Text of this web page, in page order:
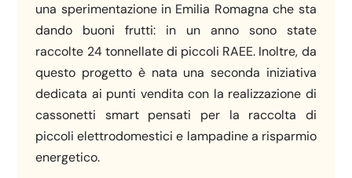
una sperimentazione in Emilia Romagna che sta
dando buoni frutti: in un anno sono state
raccolte 24 tonnellate di piccoli RAEE. Inoltre, da
questo progetto è nata una seconda iniziativa
dedicata ai punti vendita con la realizzazione di
cassonetti smart pensati per la raccolta di
piccoli elettrodomestici e lampadine a risparmio
energetico.